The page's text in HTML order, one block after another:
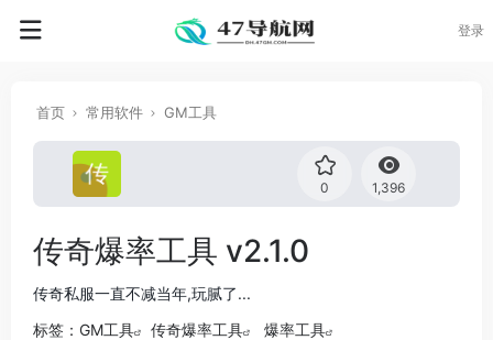
登录
首页 常用软件 GM工具
0 1,396
传奇爆率工具 v2.1.0
传奇私服一直不减当年,玩腻了...
标签： GM工具 传奇爆率工具 爆率工具